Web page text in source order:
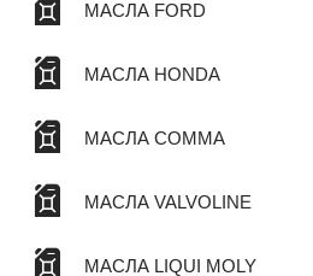
МАСЛА FORD
МАСЛА HONDA
МАСЛА COMMA
МАСЛА VALVOLINE
МАСЛА LIQUI MOLY